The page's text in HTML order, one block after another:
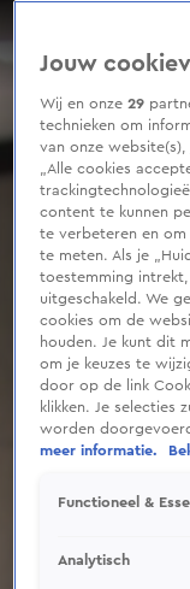
of
seconds
Jouw
Wij en onze29
technieken om
van onze
„Alle cookies
content te kunnen
te verbeteren en
te meten. Als je
toestemming
uitgeschakeld. We
cookies om de
houden. Je kunt dit
om je keuzes te
door op de link
klikken. Je selecties
worden
meer informatie.
Functioneel &
Analytisch